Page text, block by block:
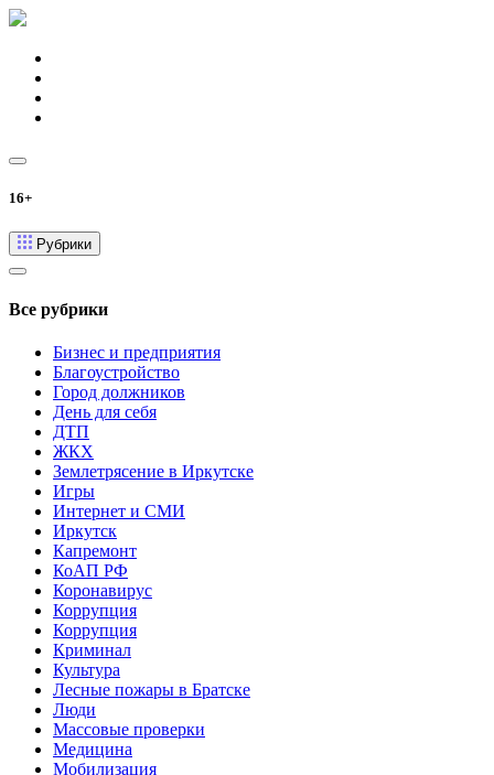
16+
Рубрики
Все рубрики
Бизнес и предприятия
Благоустройство
Город должников
День для себя
ДТП
ЖКХ
Землетрясение в Иркутске
Игры
Интернет и СМИ
Иркутск
Капремонт
КоАП РФ
Коронавирус
Коррупция
Коррупция
Криминал
Культура
Лесные пожары в Братске
Люди
Массовые проверки
Медицина
Мобилизация